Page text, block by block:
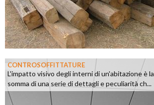
CONTROSOFFITTATURE
L'impatto visivo degli interni di un'abitazione è la
somma di una serie di dettagli e peculiarità ch...